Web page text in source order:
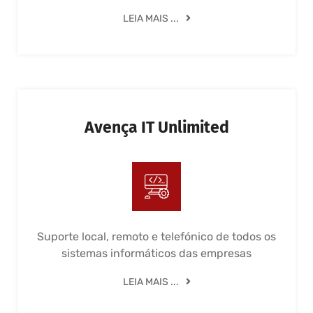
LEIA MAIS ...
Avença IT Unlimited
Suporte local, remoto e telefónico de todos os
sistemas informáticos das empresas
LEIA MAIS ...